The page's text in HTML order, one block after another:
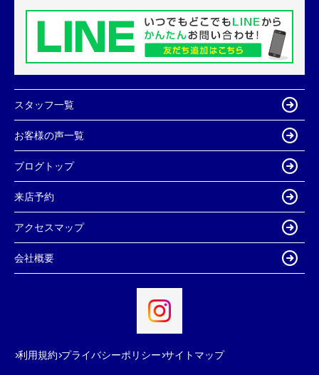
スタッフ一覧
お客様の声一覧
ブログトップ
来店予約
アクセスマップ
会社概要
利用規約 プライバシーポリシー サイトマップ